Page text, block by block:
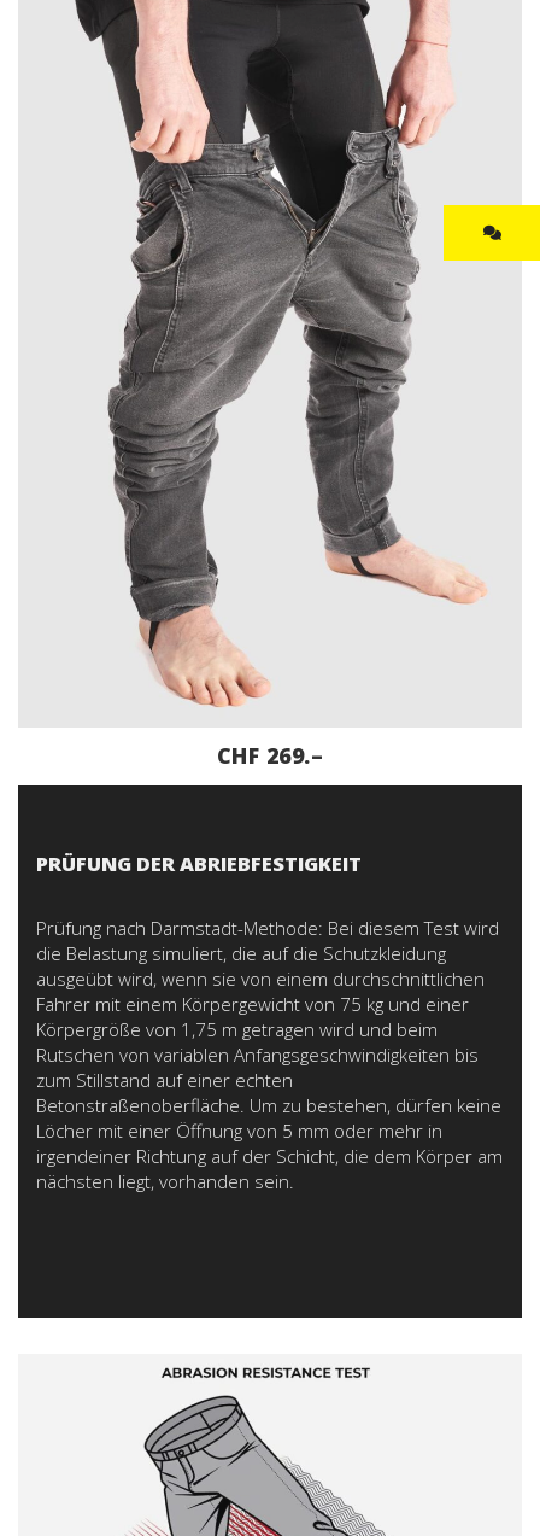
CHF 269.–
PRÜFUNG DER ABRIEBFESTIGKEIT
Prüfung nach Darmstadt-Methode: Bei diesem Test wird
die Belastung simuliert, die auf die Schutzkleidung
ausgeübt wird, wenn sie von einem durchschnittlichen
Fahrer mit einem Körpergewicht von 75 kg und einer
Körpergröße von 1,75 m getragen wird und beim
Rutschen von variablen Anfangsgeschwindigkeiten bis
zum Stillstand auf einer echten
Betonstraßenoberfläche. Um zu bestehen, dürfen keine
Löcher mit einer Öffnung von 5 mm oder mehr in
irgendeiner Richtung auf der Schicht, die dem Körper am
nächsten liegt, vorhanden sein.